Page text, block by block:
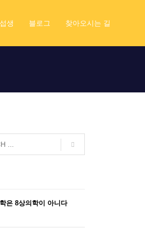
생 블로그 찾아오시는 길
은 8상의학이 아니다